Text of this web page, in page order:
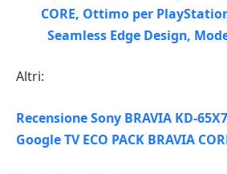
Altri:
Recensione Sony BRAVIA KD-
Google TV ECO PACK BRAVIA